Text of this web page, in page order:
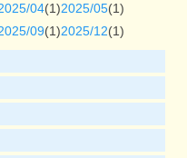
04(1)2025/05(1)
09(1)2025/12(1)